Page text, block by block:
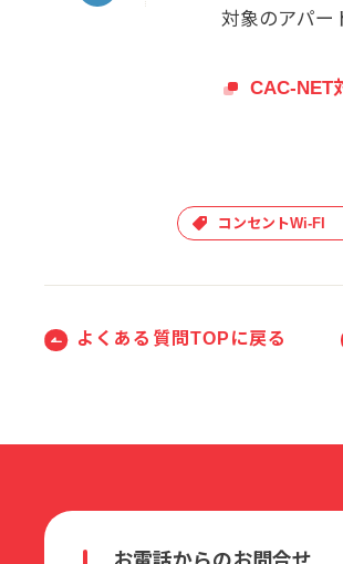
対象のアパー
CAC-NET
コンセントWi-FI
よくある質問TOPに戻る